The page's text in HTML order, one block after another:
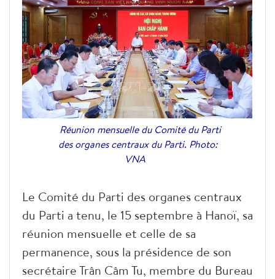
Réunion mensuelle du Comité du Parti
des organes centraux du Parti. Photo:
VNA
Le Comité du Parti des organes centraux
du Parti a tenu, le 15 septembre à Hanoï, sa
réunion mensuelle et celle de sa
permanence, sous la présidence de son
secrétaire Trân Câm Tu, membre du Bureau